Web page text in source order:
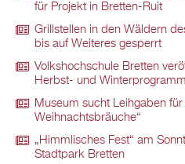
für Projekt in Bretten-Ruit
Grillstellen in den Wäldern
bis auf Weiteres gesperrt
Volkshochschule Bretten
Herbst- und Winterprogramm
Museum sucht Leihgaben
Weihnachtsbräuche“
„Himmlisches Fest“ am
Stadtpark Bretten